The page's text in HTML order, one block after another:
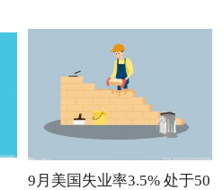
9月美国失业率3.5% 处于50